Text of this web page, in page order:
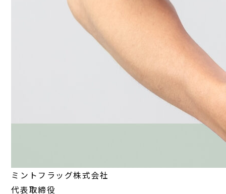
ミントフラッグ株式会社
代表取締役